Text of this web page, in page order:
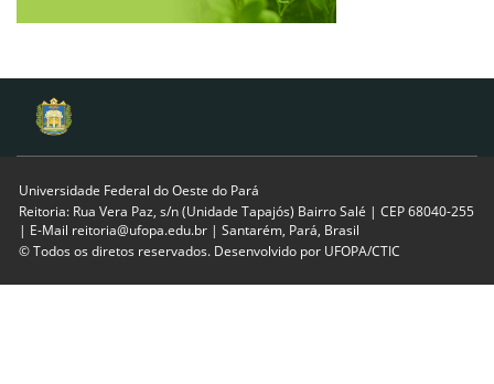
Universidade Federal do Oeste do Pará
Reitoria: Rua Vera Paz, s/n (Unidade Tapajós) Bairro Salé | CEP 68040-255
| E-Mail reitoria@ufopa.edu.br | Santarém, Pará, Brasil
© Todos os diretos reservados. Desenvolvido por UFOPA/CTIC